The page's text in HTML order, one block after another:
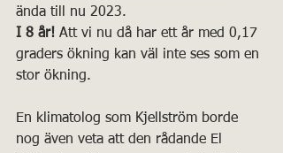
ända till nu 2023.
I 8 år! Att vi nu då har ett år med 0,17
graders ökning kan väl inte ses som en
stor ökning.
En klimatolog som Kjellström borde
nog även veta att den rådande El